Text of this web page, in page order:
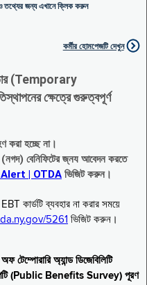
তথ্যের জন্য এখানে ক্লিক করুন
কর্মীর হোমপেজটি দেখুন
(Temporary
ক্ষেত্রে গুরুত্বপূর্ণ
হচ্ছে না।
বেনিফিটের জ্নয আবেদন করতে
| OTDA ভিজিট করুন।
কার্ডটি ব্যবহার না করার সময়ে
5261 ভিজিট করুন।
টেম্পোরারি অ্যান্ড ডিজেবিলিটি
(Public Benefits Survey) পূরণ